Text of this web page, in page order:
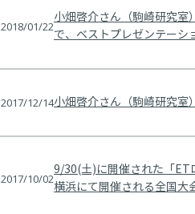
2018/01/22
小畑啓介さん（駒崎研究室
で、ベストプレゼンテーシ
2017/12/14小畑啓介さん（駒崎研究室
2017/10/02
9/30(土)に開催された「ET
横浜にて開催される全国大